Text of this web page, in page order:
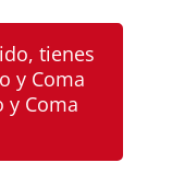
tienes
y Coma
y Coma